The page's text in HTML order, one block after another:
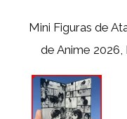
Mini Figuras de
de Anime 2026,